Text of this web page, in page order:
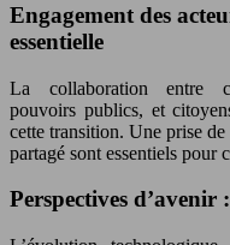
Engagement des
essentielle
La collaboration entre
pouvoirs publics, et
cette transition. Une prise
partagé sont essentiels pour
Perspectives